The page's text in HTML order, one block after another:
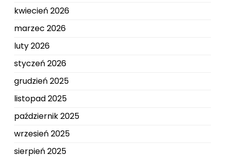
kwiecień 2026
marzec 2026
luty 2026
styczeń 2026
grudzień 2025
listopad 2025
październik 2025
wrzesień 2025
sierpień 2025